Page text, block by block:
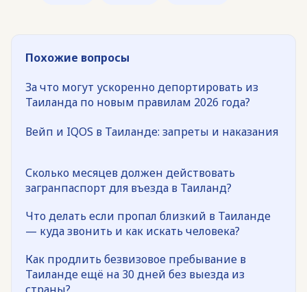
Похожие вопросы
За что могут ускоренно депортировать из
Таиланда по новым правилам 2026 года?
Вейп и IQOS в Таиланде: запреты и наказания
Сколько месяцев должен действовать
загранпаспорт для въезда в Таиланд?
Что делать если пропал близкий в Таиланде
— куда звонить и как искать человека?
Как продлить безвизовое пребывание в
Таиланде ещё на 30 дней без выезда из
страны?